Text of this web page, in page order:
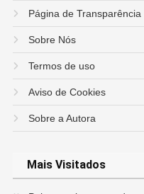
Página de Transparência
Sobre Nós
Termos de uso
Aviso de Cookies
Sobre a Autora
Mais Visitados